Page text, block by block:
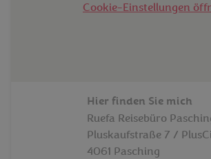
Hier finden Sie mich
Ruefa Reisebüro
Pluskaufstraße 7 /
4061 Pasching
Cookie-Einstellungen